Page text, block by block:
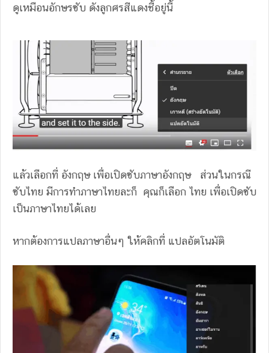
ดูเหมือนอักษรซับ ดังลูกศรสีแดงชี้อยู่นี้
แล้วเลือกที่ อังกฤษ เพื่อเปิดซับภาษาอังกฤษ ส่วนในกรณี
ซับไทย มีการทำภาษาไทยละก็ คุณก็เลือก ไทย เพื่อเปิดซับ
เป็นภาษาไทยได้เลย
หากต้องการแปลภาษาอื่นๆ ให้คลิกที่ แปลอัตโนมัติ